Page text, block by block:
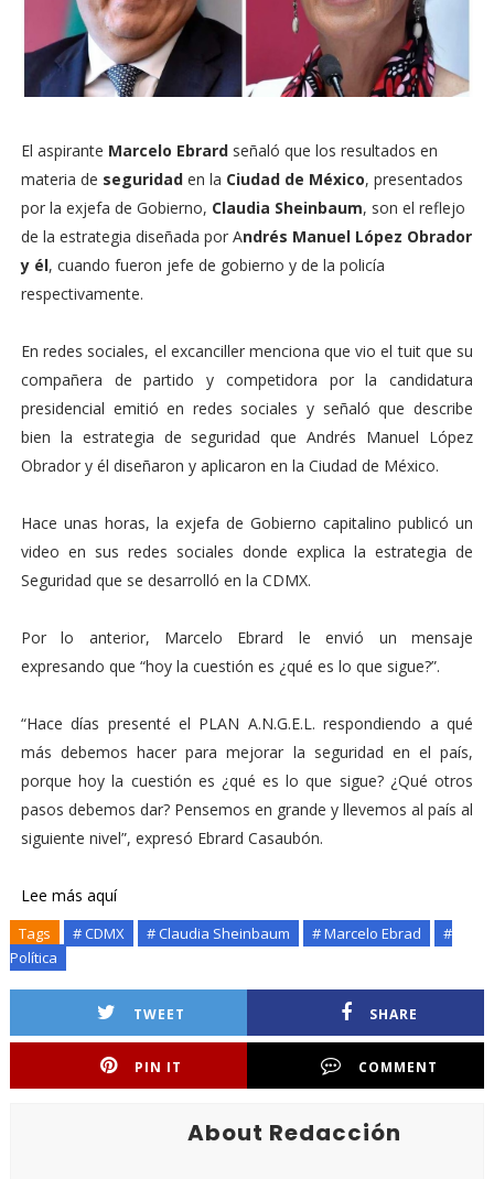
El aspirante Marcelo Ebrard señaló que los resultados en
materia de seguridad en la Ciudad de México, presentados
por la exjefa de Gobierno, Claudia Sheinbaum, son el reflejo
de la estrategia diseñada por Andrés Manuel López Obrador
y él, cuando fueron jefe de gobierno y de la policía
respectivamente.
En redes sociales, el excanciller menciona que vio el tuit que su
compañera de partido y competidora por la candidatura
presidencial emitió en redes sociales y señaló que describe
bien la estrategia de seguridad que Andrés Manuel López
Obrador y él diseñaron y aplicaron en la Ciudad de México.
Hace unas horas, la exjefa de Gobierno capitalino publicó un
video en sus redes sociales donde explica la estrategia de
Seguridad que se desarrolló en la CDMX.
Por lo anterior, Marcelo Ebrard le envió un mensaje
expresando que “hoy la cuestión es ¿qué es lo que sigue?”.
“Hace días presenté el PLAN A.N.G.E.L. respondiendo a qué
más debemos hacer para mejorar la seguridad en el país,
porque hoy la cuestión es ¿qué es lo que sigue? ¿Qué otros
pasos debemos dar? Pensemos en grande y llevemos al país al
siguiente nivel”, expresó Ebrard Casaubón.
Lee más aquí
Tags # CDMX # Claudia Sheinbaum # Marcelo Ebrad
#
Política
TWEET SHARE
PIN IT COMMENT
About Redacción